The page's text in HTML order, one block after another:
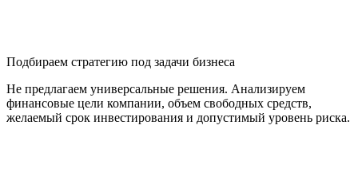
Подбираем стратегию под задачи бизнеса
Не предлагаем универсальные решения. Анализируем
финансовые цели компании, объем свободных средств,
желаемый срок инвестирования и допустимый уровень риска.